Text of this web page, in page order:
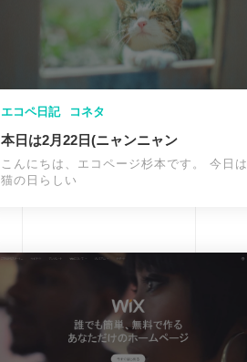
エコペ日記 コネタ
本日は2月22日(ニャンニャン
こんにちは、エコページ杉本です。 今日は
猫の日らしい